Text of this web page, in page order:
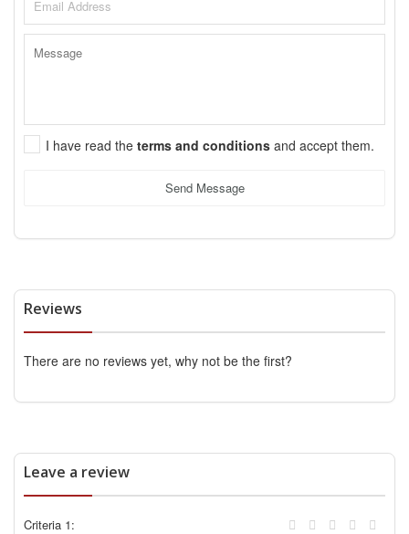
I have read the terms and conditions and accept them.
Send Message
Reviews
There are no reviews yet, why not be the first?
Leave a review
Criteria 1: